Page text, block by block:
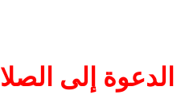
الدعوة إلى